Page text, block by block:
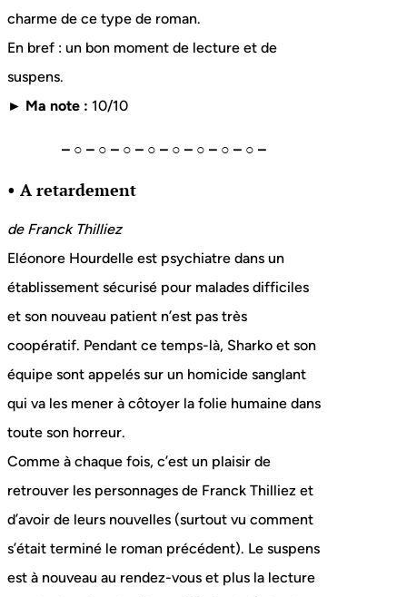
charme de ce type de roman.
En bref : un bon moment de lecture et de
suspens.
► Ma note : 10/10
– ○ – ○ – ○ – ○ – ○ – ○ – ○ – ○ –
• A retardement
de Franck Thilliez
Eléonore Hourdelle est psychiatre dans un
établissement sécurisé pour malades difficiles
et son nouveau patient n’est pas très
coopératif. Pendant ce temps-là, Sharko et son
équipe sont appelés sur un homicide sanglant
qui va les mener à côtoyer la folie humaine dans
toute son horreur.
Comme à chaque fois, c’est un plaisir de
retrouver les personnages de Franck Thilliez et
d’avoir de leurs nouvelles (surtout vu comment
s’était terminé le roman précédent). Le suspens
est à nouveau au rendez-vous et plus la lecture